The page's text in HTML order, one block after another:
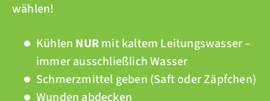
wählen!
Kühlen NURmit kaltem Leitungswasser –
immer ausschließlich Wasser
Schmerzmittel geben (Saft oder Zäpfchen)
Wunden abdecken